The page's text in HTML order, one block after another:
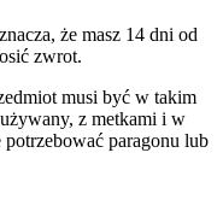
że masz 14 dni od
zwrot.
musi być w takim
z metkami i w
paragonu lub